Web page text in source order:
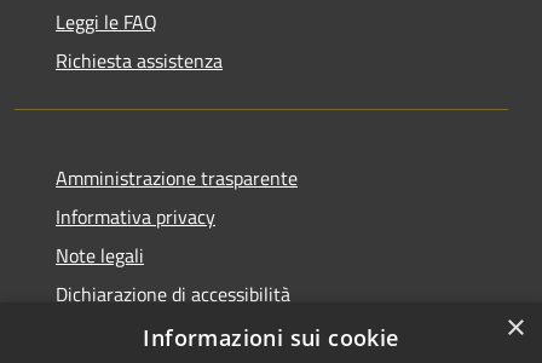
Leggi le FAQ
Richiesta assistenza
Amministrazione trasparente
Informativa privacy
Note legali
Dichiarazione di accessibilità
Informative Privacy
×
Informazioni sui cookie